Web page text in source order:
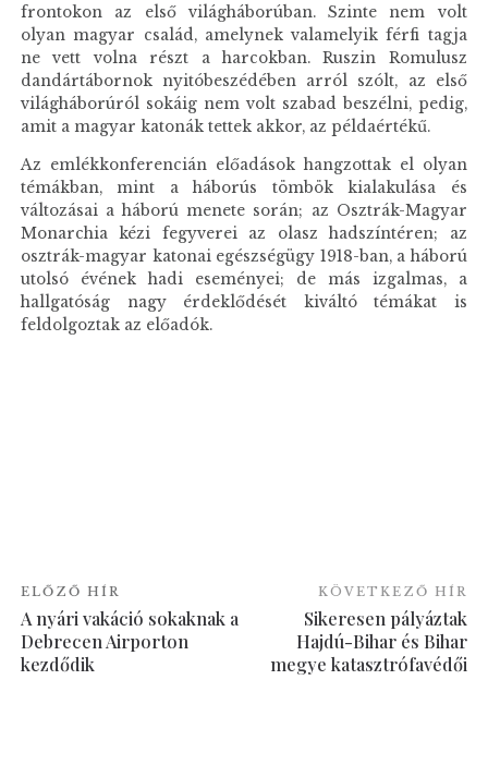
frontokon az első világháborúban. Szinte nem volt
olyan magyar család, amelynek valamelyik férfi tagja
ne vett volna részt a harcokban. Ruszin Romulusz
dandártábornok nyitóbeszédében arról szólt, az első
világháborúról sokáig nem volt szabad beszélni, pedig,
amit a magyar katonák tettek akkor, az példaértékű.
Az emlékkonferencián előadások hangzottak el olyan
témákban, mint a háborús tömbök kialakulása és
változásai a háború menete során; az Osztrák-Magyar
Monarchia kézi fegyverei az olasz hadszíntéren; az
osztrák-magyar katonai egészségügy 1918-ban, a háború
utolsó évének hadi eseményei; de más izgalmas, a
hallgatóság nagy érdeklődését kiváltó témákat is
feldolgoztak az előadók.
ELŐZŐ HÍR
A nyári vakáció sokaknak a
Debrecen Airporton
kezdődik
KÖVETKEZŐ HÍR
Sikeresen pályáztak
Hajdú-Bihar és Bihar
megye katasztrófavédői